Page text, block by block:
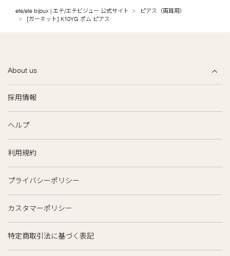
ete/ete bijoux | エテ/エテビジュー 公式サイト
ピアス（両耳用）
[ガーネット] K10YG ポム ピアス
About us
採用情報
ヘルプ
利用規約
プライバシーポリシー
カスタマーポリシー
特定商取引法に基づく表記